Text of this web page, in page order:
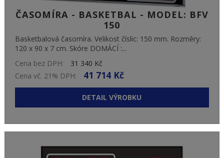
ČASOMÍRA - BASKETBAL - MODEL: BFV
150
Basketbalová časomíra. Velikost číslic: 150 mm. Rozměry:
120 x 90 x 7 cm. Skóre DOMÁCÍ :...
Cena bez DPH:
31 340 Kč
Cena vč. 21% DPH:
41 714 Kč
DETAIL VÝROBKU